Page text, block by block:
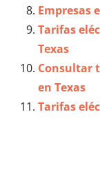
Empresas
Tarifas
Texas
Consultar
en Texas
Tarifas